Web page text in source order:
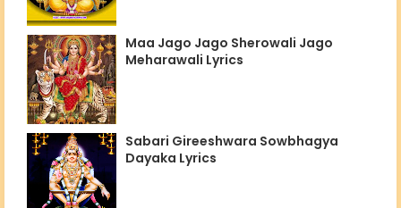
Maa Jago Jago Sherowali Jago
Meharawali Lyrics
Sabari Gireeshwara Sowbhagya
Dayaka Lyrics